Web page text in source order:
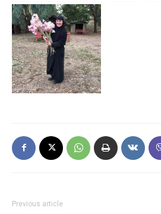
Previous article